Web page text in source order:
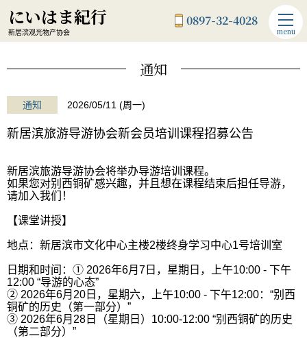
にいはま紀行
新居滨观光物产协会
0897-32-4028
menu
通知
通知 2026/05/11 (周一)
新居滨旅游导游协会新会员培训课程招募公告
新居滨旅游导游协会将举办导游培训课程。
如果您对别西铜矿感兴趣，并且想在课程结束后担任导游，
请加入我们！
【课堂讲授】
地点：新居滨市文化中心主楼2楼终身学习中心1号培训室
日期和时间：① 2026年6月7日，星期日，上午10:00 - 下午
12:00 “导游的心态”
② 2026年6月20日，星期六，上午10:00 - 下午12:00：“别西
铜矿的历史（第一部分）”
③ 2026年6月28日（星期日）10:00-12:00 “别西铜矿的历史
（第二部分）”